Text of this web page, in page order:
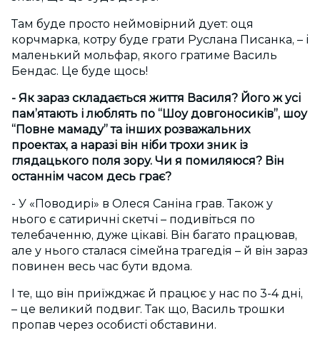
Там буде просто неймовірний дует: оця
корчмарка, котру буде грати Руслана Писанка, – і
маленький мольфар, якого гратиме Василь
Бендас. Це буде щось!
- Як зараз складається життя Василя? Його ж усі
пам’ятають і люблять по “Шоу довгоносиків”, шоу
“Повне мамаду” та інших розважальних
проектах, а наразі він ніби трохи зник із
глядацького поля зору. Чи я помиляюся? Він
останнім часом десь грає?
- У «Поводирі» в Олеся Саніна грав. Також у
нього є сатиричні скетчі – подивіться по
телебаченню, дуже цікаві. Він багато працював,
але у нього сталася сімейна трагедія – й він зараз
повинен весь час бути вдома.
І те, що він приїжджає й працює у нас по 3-4 дні,
– це великий подвиг. Так що, Василь трошки
пропав через особисті обставини.